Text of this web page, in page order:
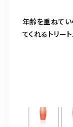
年齢を重ねて
てくれるトリート